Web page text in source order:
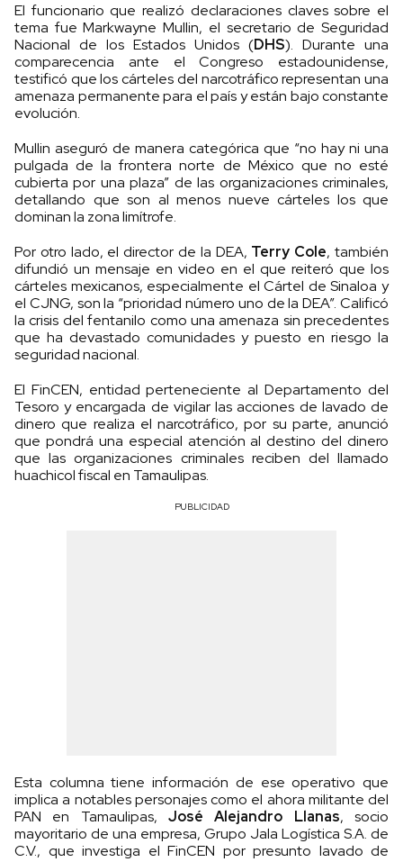
El funcionario que realizó declaraciones claves sobre el
tema fue Markwayne Mullin, el secretario de Seguridad
Nacional de los Estados Unidos (DHS). Durante una
comparecencia ante el Congreso estadounidense,
testificó que los cárteles del narcotráfico representan una
amenaza permanente para el país y están bajo constante
evolución.
Mullin aseguró de manera categórica que “no hay ni una
pulgada de la frontera norte de México que no esté
cubierta por una plaza” de las organizaciones criminales,
detallando que son al menos nueve cárteles los que
dominan la zona limítrofe.
Por otro lado, el director de la DEA, Terry Cole, también
difundió un mensaje en video en el que reiteró que los
cárteles mexicanos, especialmente el Cártel de Sinaloa y
el CJNG, son la “prioridad número uno de la DEA”. Calificó
la crisis del fentanilo como una amenaza sin precedentes
que ha devastado comunidades y puesto en riesgo la
seguridad nacional.
El FinCEN, entidad perteneciente al Departamento del
Tesoro y encargada de vigilar las acciones de lavado de
dinero que realiza el narcotráfico, por su parte, anunció
que pondrá una especial atención al destino del dinero
que las organizaciones criminales reciben del llamado
huachicol fiscal en Tamaulipas.
PUBLICIDAD
Esta columna tiene información de ese operativo que
implica a notables personajes como el ahora militante del
PAN en Tamaulipas, José Alejandro Llanas, socio
mayoritario de una empresa, Grupo Jala Logística S.A. de
C.V., que investiga el FinCEN por presunto lavado de